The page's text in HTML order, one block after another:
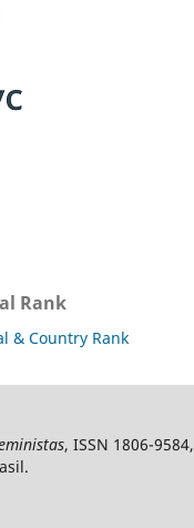
Rank
, ISSN 1806-9584,